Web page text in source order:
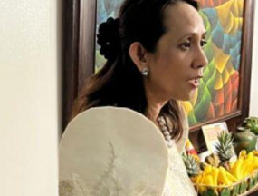
KONSULLYK HYZMATLARY
DIM
ARAGATNAŞYK
FOLLOW US ON INSTAGRAM